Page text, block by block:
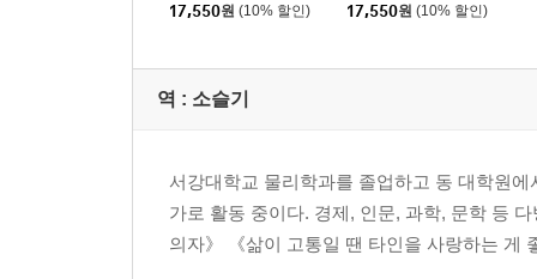
17,550원 (10% 할인) 17,550원 (10% 할인)
역 : 소슬기
서강대학교 물리학과를 졸업하고 동 대학원
가로 활동 중이다. 경제, 인문, 과학, 문학 등
의자》 《삶이 고통일 땐 타인을 사랑하는 게